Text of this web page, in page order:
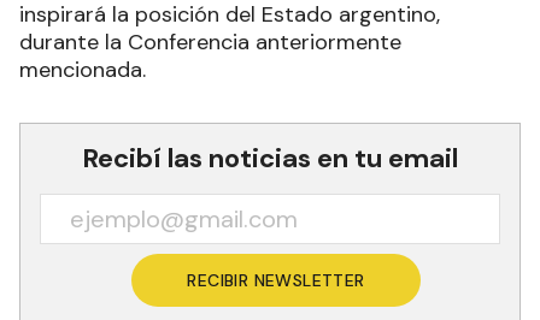
inspirará la posición del Estado argentino,
durante la Conferencia anteriormente
mencionada.
Recibí las noticias en tu email
RECIBIR NEWSLETTER